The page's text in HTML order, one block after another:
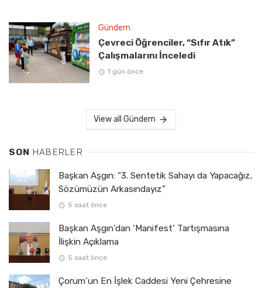
Gündem
Çevreci Öğrenciler, “Sıfır Atık”
Çalışmalarını İnceledi
1 gün önce
View all Gündem
SON HABERLER
Başkan Aşgın: “3. Sentetik Sahayı da Yapacağız,
Sözümüzün Arkasındayız”
5 saat önce
Başkan Aşgın’dan ‘Manifest’ Tartışmasına
İlişkin Açıklama
5 saat önce
Çorum’un En İşlek Caddesi Yeni Çehresine